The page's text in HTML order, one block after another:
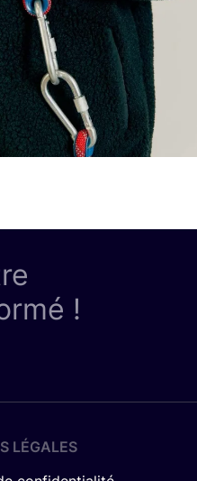
!
LÉGALES